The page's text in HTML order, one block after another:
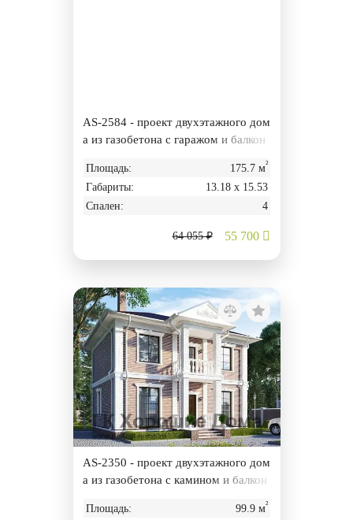
AS-2584 - проект двухэтажного дом
а из газобетона с гаражом и балкон
Площадь: 175.7 м²
Габариты:
13.18 х 15.53
Спален:
4
64 055 ₽ 55 700
AS-2350 - проект двухэтажного дом
а из газобетона с камином и балкон
Площадь: 99.9 м²